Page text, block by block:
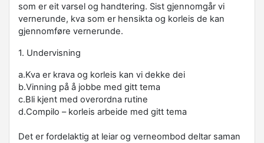
som er eit varsel og handtering. Sist gjennomgår vi
vernerunde, kva som er hensikta og korleis de kan
gjennomføre vernerunde.
1. Undervisning
a.Kva er krava og korleis kan vi dekke dei
b.Vinning på å jobbe med gitt tema
c.Bli kjent med overordna rutine
d.Compilo – korleis arbeide med gitt tema
Det er fordelaktig at leiar og verneombod deltar saman